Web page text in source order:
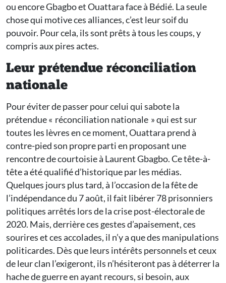
ou encore Gbagbo et Ouattara face à Bédié. La seule
chose qui motive ces alliances, c’est leur soif du
pouvoir. Pour cela, ils sont prêts à tous les coups, y
compris aux pires actes.
Leur prétendue réconciliation
nationale
Pour éviter de passer pour celui qui sabote la
prétendue « réconciliation nationale » qui est sur
toutes les lèvres en ce moment, Ouattara prend à
contre-pied son propre parti en proposant une
rencontre de courtoisie à Laurent Gbagbo. Ce tête-à-
tête a été qualifié d’historique par les médias.
Quelques jours plus tard, à l’occasion de la fête de
l’indépendance du 7 août, il fait libérer 78 prisonniers
politiques arrêtés lors de la crise post-électorale de
2020. Mais, derrière ces gestes d’apaisement, ces
sourires et ces accolades, il n’y a que des manipulations
politicardes. Dès que leurs intérêts personnels et ceux
de leur clan l’exigeront, ils n’hésiteront pas à déterrer la
hache de guerre en ayant recours, si besoin, aux